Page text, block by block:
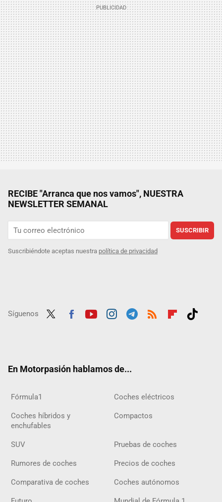
RECIBE "Arranca que nos vamos", NUESTRA
NEWSLETTER SEMANAL
SUSCRIBIR
Suscribiéndote aceptas nuestra política de privacidad
Síguenos
En Motorpasión hablamos de...
Fórmula1 Coches eléctricos
Coches híbridos y
enchufables
Compactos
SUV Pruebas de coches
Rumores de coches Precios de coches
Comparativa de coches Coches autónomos